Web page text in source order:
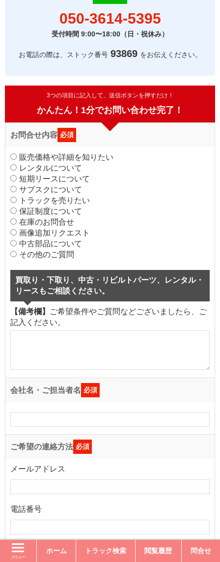
メニュー
ホーム トラック検索 閲覧履歴 問合せ
050-3614-5395
受付時間 9:00〜18:00（日・祝休み）
お電話の際は、ストック番号 93869 をお伝えください。
3つの項目に記入して、送信ボタンを押すだけ！
かんたん！1分でお問い合わせ完了！
お問合せ内容 必須
販売価格や詳細を知りたい
レンタルについて
短期リースについて
サブスクについて
トラックを売りたい
保証制度について
在庫のお問合せ
画像追加リクエスト
中古部品について
その他のご質問
買取り・下取り、中古・リビルトパーツ、レンタル・
リースもご相談ください。
【備考欄】
ご希望条件やご質問などございましたら、ご
記入ください。
会社名・ご担当者名 必須
ご希望の連絡方法 必須
メールアドレス
電話番号